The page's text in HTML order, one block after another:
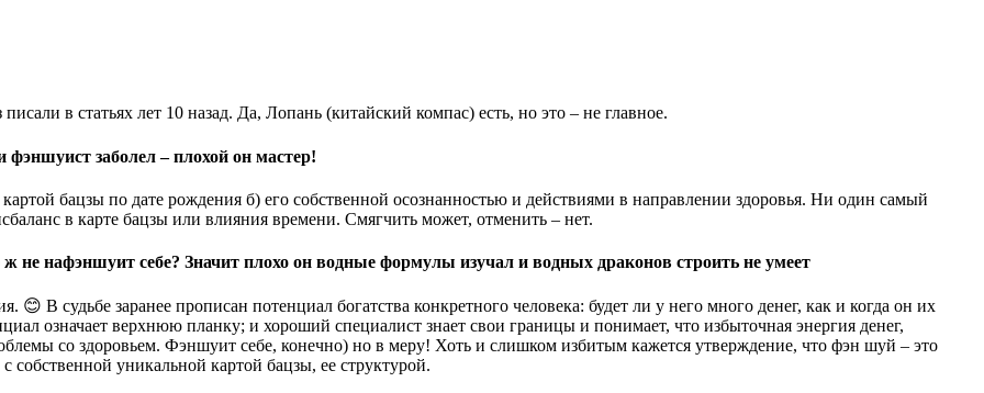
в статьях лет 10 назад. Да, Лопань (китайский компас) есть, но это – не главное.
заболел – плохой он мастер!
бацзы по дате рождения б) его собственной осознанностью и действиями в направлении здоровья. Ни один самый
в карте бацзы или влияния времени. Смягчить может, отменить – нет.
не нафэншуит себе? Значит плохо он водные формулы изучал и водных драконов строить не умеет
😊 В судьбе заранее прописан потенциал богатства конкретного человека: будет ли у него много денег, как и когда он их
означает верхнюю планку; и хороший специалист знает свои границы и понимает, что избыточная энергия денег,
со здоровьем. Фэншуит себе, конечно) но в меру! Хоть и слишком избитым кажется утверждение, что фэн шуй – это
собственной уникальной картой бацзы, ее структурой.